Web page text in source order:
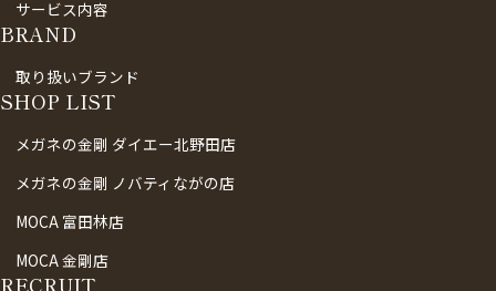
サービス内容
BRAND
取り扱いブランド
SHOP LIST
メガネの金剛 ダイエー北野田店
メガネの金剛 ノバティながの店
MOCA 富田林店
MOCA 金剛店
RECRUIT